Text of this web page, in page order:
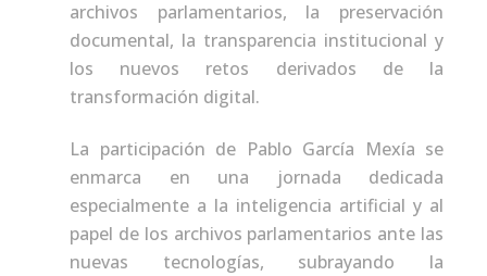
archivos parlamentarios, la preservación
documental, la transparencia institucional y
los nuevos retos derivados de la
transformación digital.
La participación de Pablo García Mexía se
enmarca en una jornada dedicada
especialmente a la inteligencia artificial y al
papel de los archivos parlamentarios ante las
nuevas tecnologías, subrayando la